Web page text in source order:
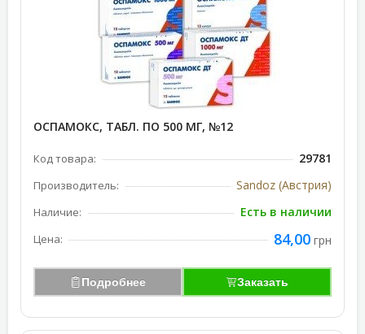
ОСПАМОКС, ТАБЛ. ПО 500 МГ, №12
Код товара: 29781
Производитель: Sandoz (Австрия)
Наличие: Есть в наличии
Цена: 84,00 грн
Подробнее Заказать